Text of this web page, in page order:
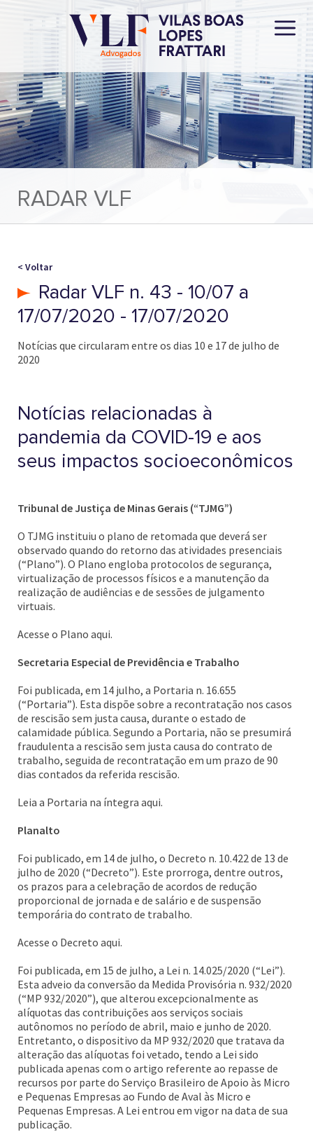
RADAR VLF
< Voltar
Radar VLF n. 43 - 10/07 a
17/07/2020 - 17/07/2020
Notícias que circularam entre os dias 10 e 17 de julho de
2020
Notícias relacionadas à
pandemia da COVID-19 e aos
seus impactos socioeconômicos
Tribunal de Justiça de Minas Gerais (“TJMG”)
O TJMG instituiu o plano de retomada que deverá ser
observado quando do retorno das atividades presenciais
(“Plano”). O Plano engloba protocolos de segurança,
virtualização de processos físicos e a manutenção da
realização de audiências e de sessões de julgamento
virtuais.
Acesse o Plano aqui.
Secretaria Especial de Previdência e Trabalho
Foi publicada, em 14 julho, a Portaria n. 16.655
(“Portaria”). Esta dispõe sobre a recontratação nos casos
de rescisão sem justa causa, durante o estado de
calamidade pública. Segundo a Portaria, não se presumirá
fraudulenta a rescisão sem justa causa do contrato de
trabalho, seguida de recontratação em um prazo de 90
dias contados da referida rescisão.
Leia a Portaria na íntegra aqui.
Planalto
Foi publicado, em 14 de julho, o Decreto n. 10.422 de 13 de
julho de 2020 (“Decreto”). Este prorroga, dentre outros,
os prazos para a celebração de acordos de redução
proporcional de jornada e de salário e de suspensão
temporária do contrato de trabalho.
Acesse o Decreto aqui.
Foi publicada, em 15 de julho, a Lei n. 14.025/2020 (“Lei”).
Esta adveio da conversão da Medida Provisória n. 932/2020
(“MP 932/2020”), que alterou excepcionalmente as
alíquotas das contribuições aos serviços sociais
autônomos no período de abril, maio e junho de 2020.
Entretanto, o dispositivo da MP 932/2020 que tratava da
alteração das alíquotas foi vetado, tendo a Lei sido
publicada apenas com o artigo referente ao repasse de
recursos por parte do Serviço Brasileiro de Apoio às Micro
e Pequenas Empresas ao Fundo de Aval às Micro e
Pequenas Empresas. A Lei entrou em vigor na data de sua
publicação.